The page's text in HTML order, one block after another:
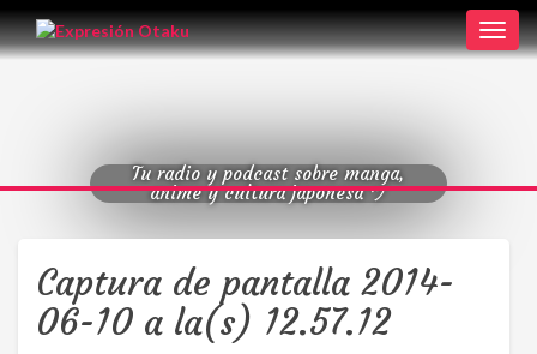
Tu radio y podcast sobre manga,
anime y cultura japonesa ツ
Captura de pantalla 2014-
06-10 a la(s) 12.57.12